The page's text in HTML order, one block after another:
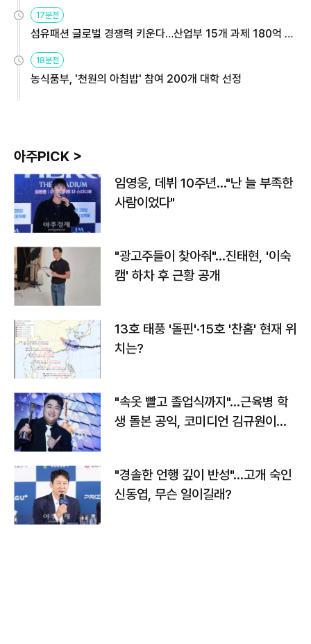
용해야
17분전
섬유패션 글로벌 경쟁력 키운다…산업부 15개 과제 180억 지
원
18분전
농식품부, '천원의 아침밥' 참여 200개 대학 선정
아주PICK >
임영웅, 데뷔 10주년…"난 늘 부족한
사람이었다"
"광고주들이 찾아줘"…진태현, '이숙
캠' 하차 후 근황 공개
13호 태풍 '돌핀'·15호 '찬홈' 현재 위
치는?
"속옷 빨고 졸업식까지"…근육병 학
생 돌본 공익, 코미디언 김규원이었
"경솔한 언행 깊이 반성"…고개 숙인
신동엽, 무슨 일이길래?